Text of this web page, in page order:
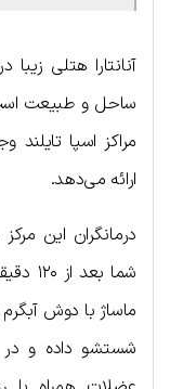
آنانتارا هتلی
ساحل و طبیعت
مراکز اسپا
ارائه می‌دهد.
درمانگران این
شما
ماساژ با دوش
شستشو داده و